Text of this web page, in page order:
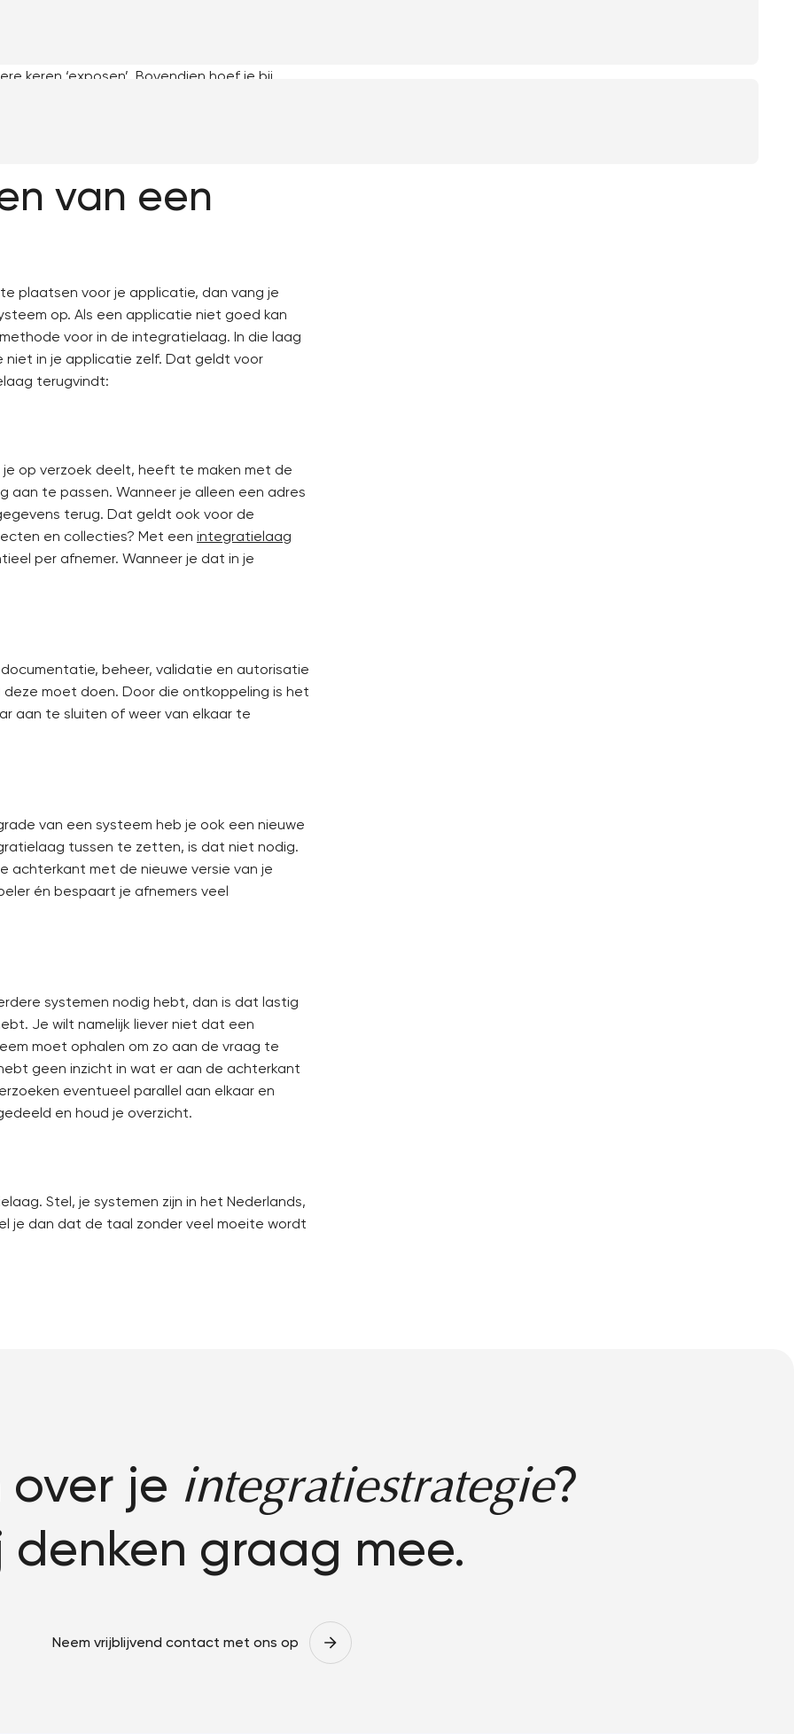
aan elkaar wilt koppelen met een
keren ‘exposen’. Bovendien hoef je bij
is dus volledig afhankelijk van het doel van
van een
plaatsen voor je applicatie, dan vang je
op. Als een applicatie niet goed kan
voor in de integratielaag. In die laag
niet in je applicatie zelf. Dat geldt voor
terugvindt:
op verzoek deelt, heeft te maken met de
aan te passen. Wanneer je alleen een adres
terug. Dat geldt ook voor de
en collecties? Met een integratielaag
per afnemer. Wanneer je dat in je
beheer, validatie en autorisatie
deze moet doen. Door die ontkoppeling is het
aan te sluiten of weer van elkaar te
van een systeem heb je ook een nieuwe
tussen te zetten, is dat niet nodig.
achterkant met de nieuwe versie van je
én bespaart je afnemers veel
systemen nodig hebt, dan is dat lastig
Je wilt namelijk liever niet dat een
moet ophalen om zo aan de vraag te
geen inzicht in wat er aan de achterkant
eventueel parallel aan elkaar en
en houd je overzicht.
Stel, je systemen zijn in het Nederlands,
je dan dat de taal zonder veel moeite wordt
over je integratiestrategie?
denken graag mee.
Neem vrijblijvend contact met ons op